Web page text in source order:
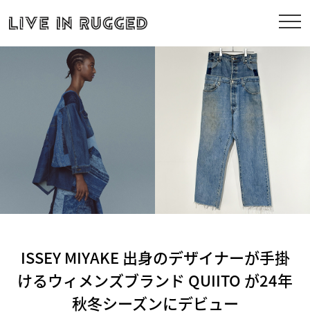
ISSEY MIYAKE 出身のデザイナーが手掛
けるウィメンズブランド QUIITO が24年
秋冬シーズンにデビュー